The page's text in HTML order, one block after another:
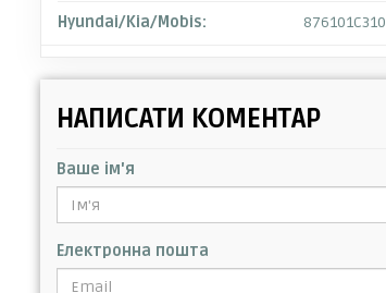
Hyundai/Kia/Mobis: 876101C310
НАПИСАТИ КОМЕНТАР
Ваше ім'я
Електронна пошта